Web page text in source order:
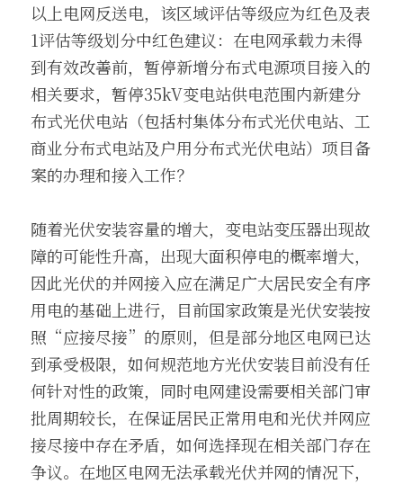
以上电网反送电，该区域评估等级应为红色及表
1评估等级划分中红色建议：在电网承载力未得
到有效改善前，暂停新增分布式电源项目接入的
相关要求，暂停35kV变电站供电范围内新建分
布式光伏电站（包括村集体分布式光伏电站、工
商业分布式电站及户用分布式光伏电站）项目备
案的办理和接入工作？
随着光伏安装容量的增大，变电站变压器出现故
障的可能性升高，出现大面积停电的概率增大，
因此光伏的并网接入应在满足广大居民安全有序
用电的基础上进行，目前国家政策是光伏安装按
照“应接尽接”的原则，但是部分地区电网已达
到承受极限，如何规范地方光伏安装目前没有任
何针对性的政策，同时电网建设需要相关部门审
批周期较长，在保证居民正常用电和光伏并网应
接尽接中存在矛盾，如何选择现在相关部门存在
争议。在地区电网无法承载光伏并网的情况下，